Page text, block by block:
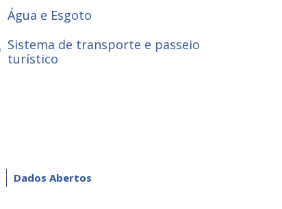
Água e Esgoto
Sistema de transporte e passeio
turístico
Dados Abertos